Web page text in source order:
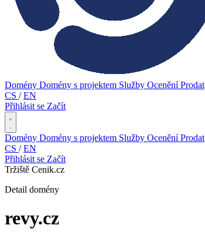
Domény Domény s projektem Služby OceněníProdat
CS / EN
Přihlásit se Začít
Domény Domény s projektem Služby OceněníProdat
CS / EN
Přihlásit se Začít
Tržiště Cenik.cz
Detail domény
revy.cz